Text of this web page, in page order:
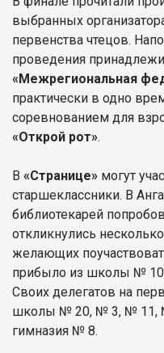
выбранных
первенства чтецов.
проведения
«Межрегиональная
практически в одно
соревнованием для
«Открой рот».
В «Странице» могут
старшеклассники. В
библиотекарей
откликнулись
желающих
прибыло из школы №
Своих делегатов на
школы № 20, № 3, № 11,
гимназия № 8.